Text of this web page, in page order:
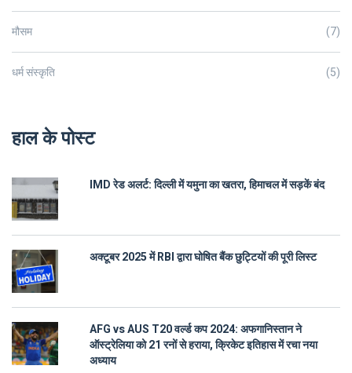
मौसम (7)
धर्म संस्कृति (5)
हाल के पोस्ट
IMD रेड अलर्ट: दिल्ली में यमुना का खतरा, हिमाचल में सड़कें बंद
अक्टूबर 2025 में RBI द्वारा घोषित बैंक छुट्टियों की पूरी लिस्ट
AFG vs AUS T20 वर्ल्ड कप 2024: अफगानिस्तान ने
ऑस्ट्रेलिया को 21 रनों से हराया, क्रिकेट इतिहास में रचा नया
अध्याय